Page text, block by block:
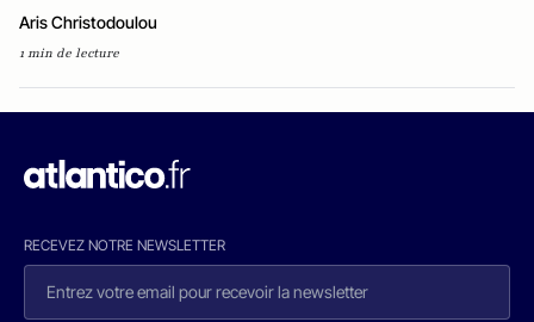
Aris Christodoulou
1 min de lecture
RECEVEZ NOTRE NEWSLETTER